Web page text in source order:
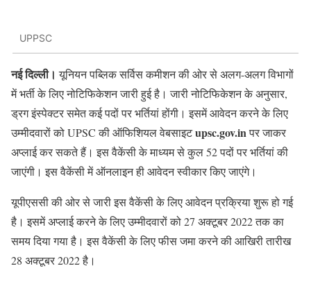
UPPSC
नई दिल्ली। यूनियन पब्लिक सर्विस कमीशन की ओर से अलग-अलग विभागों
में भर्ती के लिए नोटिफिकेशन जारी हुई है। जारी नोटिफिकेशन के अनुसार,
ड्रग इंस्पेक्टर समेत कई पदों पर भर्तियां होंगी। इसमें आवेदन करने के लिए
उम्मीदवारों को UPSC की ऑफिशियल वेबसाइटupsc.gov.inपर जाकर
अप्लाई कर सकते हैं। इस वैकेंसी के माध्यम से कुल 52 पदों पर भर्तियां की
जाएंगी। इस वैकेंसी में ऑनलाइन ही आवेदन स्वीकार किए जाएंगे।
यूपीएससी की ओर से जारी इस वैकेंसी के लिए आवेदन प्रक्रिया शुरू हो गई
है। इसमें अप्लाई करने के लिए उम्मीदवारों को 27 अक्टूबर 2022 तक का
समय दिया गया है। इस वैकेंसी के लिए फीस जमा करने की आखिरी तारीख
28 अक्टूबर 2022 है।